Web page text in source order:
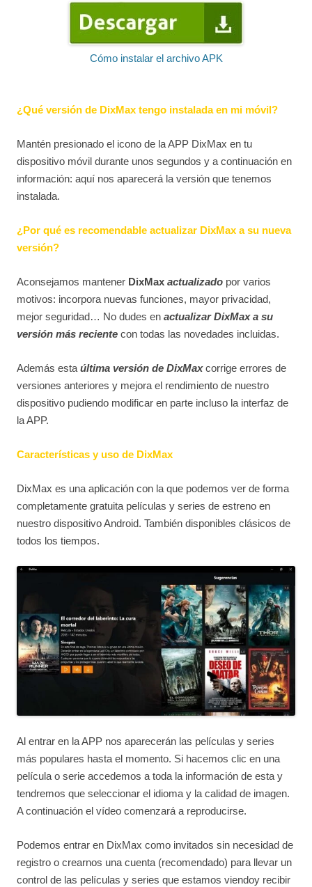
Cómo instalar el archivo APK
¿Qué versión de DixMax tengo instalada en mi móvil?
Mantén presionado el icono de la APP DixMax en tu
dispositivo móvil durante unos segundos y a continuación en
información: aquí nos aparecerá la versión que tenemos
instalada.
¿Por qué es recomendable actualizar DixMax a su nueva
versión?
Aconsejamos mantener DixMax actualizado por varios
motivos: incorpora nuevas funciones, mayor privacidad,
mejor seguridad… No dudes en actualizar DixMax a su
versión más reciente con todas las novedades incluidas.
Además esta última versión de DixMaxcorrige errores de
versiones anteriores y mejora el rendimiento de nuestro
dispositivo pudiendo modificar en parte incluso la interfaz de
la APP.
Características y uso de DixMax
DixMax es una aplicación con la que podemos ver de forma
completamente gratuita películas y series de estreno en
nuestro dispositivo Android. También disponibles clásicos de
todos los tiempos.
Al entrar en la APP nos aparecerán las películas y series
más populares hasta el momento. Si hacemos clic en una
película o serie accedemos a toda la información de esta y
tendremos que seleccionar el idioma y la calidad de imagen.
A continuación el vídeo comenzará a reproducirse.
Podemos entrar en DixMax como invitados sin necesidad de
registro o crearnos una cuenta (recomendado) para llevar un
control de las películas y series que estamos viendoy recibir